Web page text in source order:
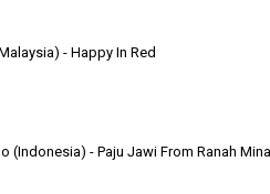
- Happy In Red
(Indonesia) - Paju Jawi From Ranah